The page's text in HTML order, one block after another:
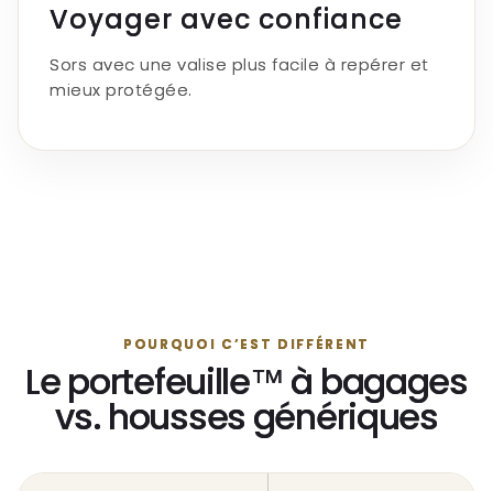
Voyager avec confiance
Sors avec une valise plus facile à repérer et
mieux protégée.
POURQUOI C’EST DIFFÉRENT
Le portefeuille™ à bagages
vs. housses génériques